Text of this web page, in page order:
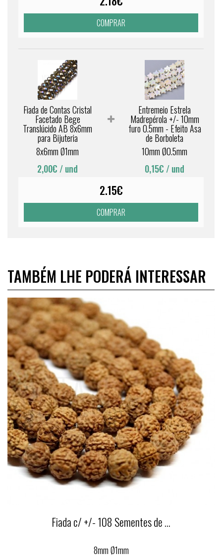
COMPRAR
Fiada de Contas Cristal
Facetado Bege
Translúcido AB 8x6mm
para Bijuteria
8x6mm Ø1mm
2,00€ / und
Entremeio Estrela
Madrepérola +/- 10mm
furo 0.5mm - Efeito Asa
de Borboleta
10mm Ø0.5mm
0,15€ / und
2.15€
COMPRAR
TAMBÉM LHE PODERÁ INTERESSAR
Fiada c/ +/- 108 Sementes de ...
8mm Ø1mm